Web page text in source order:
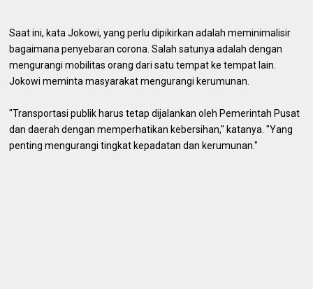
Saat ini, kata Jokowi, yang perlu dipikirkan adalah meminimalisir
bagaimana penyebaran corona. Salah satunya adalah dengan
mengurangi mobilitas orang dari satu tempat ke tempat lain.
Jokowi meminta masyarakat mengurangi kerumunan.
"Transportasi publik harus tetap dijalankan oleh Pemerintah Pusat
dan daerah dengan memperhatikan kebersihan," katanya. "Yang
penting mengurangi tingkat kepadatan dan kerumunan."